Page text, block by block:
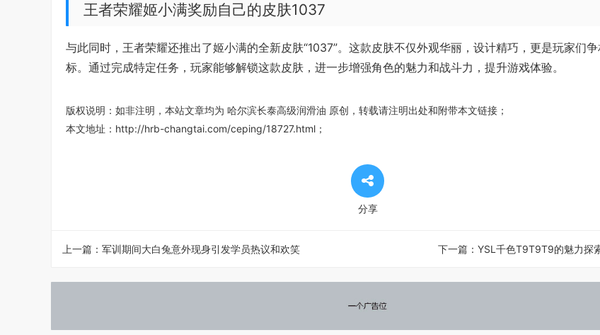
王者荣耀姬小满奖励自己的皮肤1037
与此同时，王者荣耀还推出了姬小满的全新皮肤“1037”。这款皮肤不仅外观华丽，设计精巧，更是玩家们争
标。通过完成特定任务，玩家能够解锁这款皮肤，进一步增强角色的魅力和战斗力，提升游戏体验。
版权说明：如非注明，本站文章均为 哈尔滨长泰高级润滑油 原创，转载请注明出处和附带本文链接；
本文地址： http://hrb-changtai.com/ceping/18727.html ；
分享
上一篇： 军训期间大白兔意外现身引发学员热议和欢笑 下一篇： YSL千色T9T9T9的魅力探